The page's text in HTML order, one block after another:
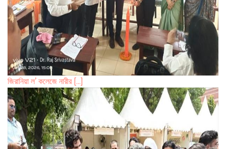
জিরানিয়া ল’ কলেজে নারীর [...]